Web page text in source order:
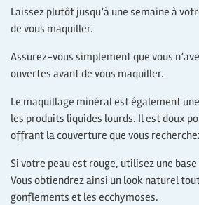
Laissez plutôt jusqu’à une semaine à
de vous maquiller.
Assurez-vous simplement que vous
ouvertes avant de vous maquiller.
Le maquillage minéral est également
les produits liquides lourds. Il est doux
offrant la couverture que vous
Si votre peau est rouge, utilisez une
Vous obtiendrez ainsi un look naturel
gonflements et les ecchymoses.